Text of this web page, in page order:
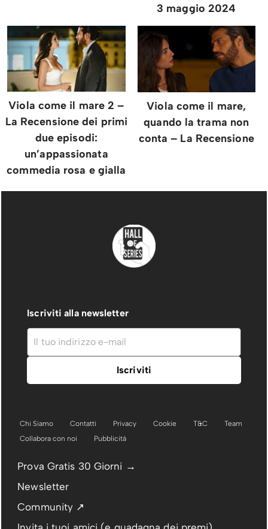
3 maggio 2024
Viola come il mare 2 –
La Recensione dei primi
due episodi:
un’appassionata
commedia rosa e gialla
Viola come il mare,
quando la trama non
conta – La Recensione
Iscriviti alla newsletter
Chi Siamo Contatti Privacy Cookie T&C
Team
Collabora con noi
Pubblicità
Prova Gratis 30 Giorni →
Newsletter
Community ↗